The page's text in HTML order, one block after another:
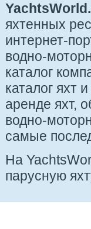
яхтенных
интернет-
водно-
каталог
каталог яхт
аренде яхт,
водно-
самые
На
парусную